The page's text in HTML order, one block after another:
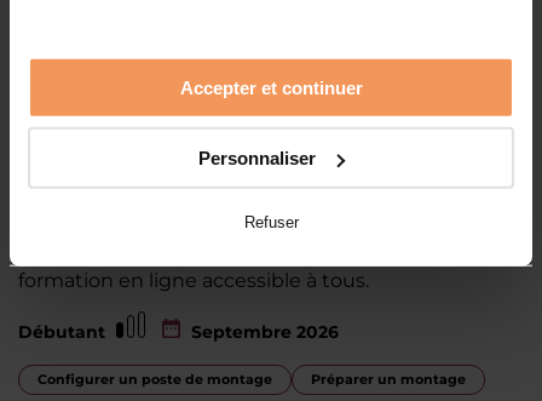
Accepter et continuer
Personnaliser
Refuser
Formation Montage Vidéo pour
internet, en ligne
200 heures de formation, avec des interventions de
le montage vidéo pour Youtube, Twitch, Instagram,
formation en ligne accessible à tous.
Débutant Septembre 2026
Configurer un poste de montage Préparer un montage